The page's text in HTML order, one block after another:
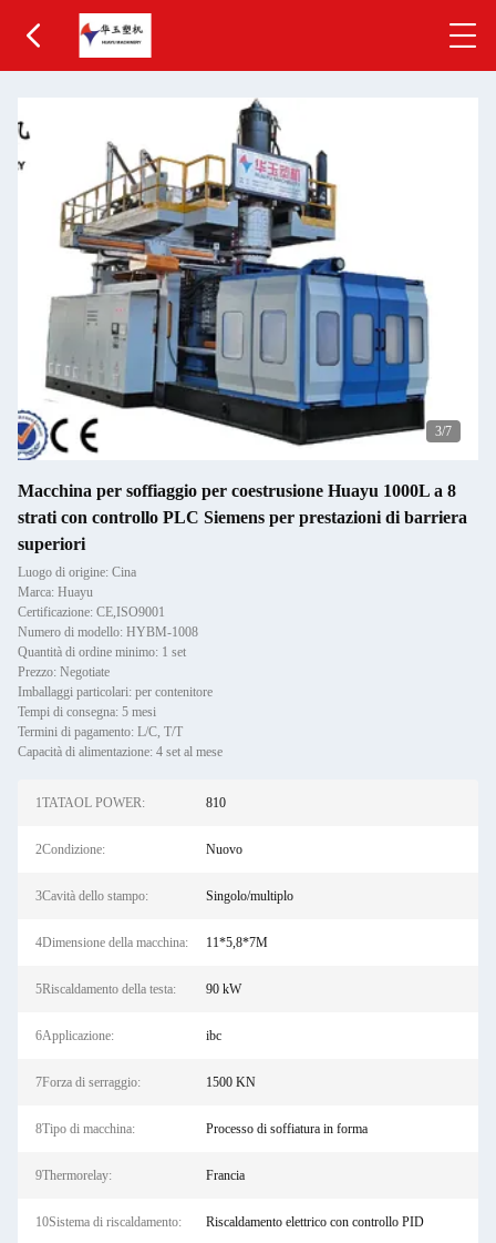
3/7
Macchina per soffiaggio per coestrusione Huayu 1000L a 8
strati con controllo PLC Siemens per prestazioni di barriera
superiori
Luogo di origine: Cina
Marca: Huayu
Certificazione: CE,ISO9001
Numero di modello: HYBM-1008
Quantità di ordine minimo: 1 set
Prezzo: Negotiate
Imballaggi particolari: per contenitore
Tempi di consegna: 5 mesi
Termini di pagamento: L/C, T/T
Capacità di alimentazione: 4 set al mese
1TATAOL POWER: 810
2Condizione: Nuovo
3Cavità dello stampo: Singolo/multiplo
4Dimensione della macchina: 11*5,8*7M
5Riscaldamento della testa: 90 kW
6Applicazione: ibc
7Forza di serraggio: 1500 KN
8Tipo di macchina: Processo di soffiatura in forma
9Thermorelay: Francia
10Sistema di riscaldamento: Riscaldamento elettrico con controllo PID